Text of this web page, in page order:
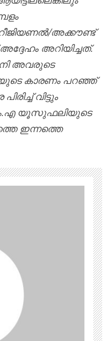
അക്കൗണ്ട്
അറിയിച്ചത്.
അവരുടെ
കാരണം പറഞ്ഞ്
വിട്ടും
യൂസുഫലിയുടെ
ഇന്നത്തെ